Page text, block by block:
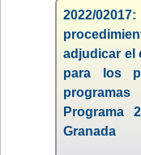
2022/
adjudicar el
para los
Programa
Granada